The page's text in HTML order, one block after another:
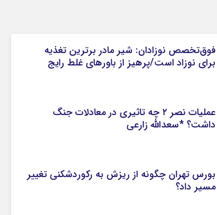
فوق‌تخصص نوزادان: شیر مادر برترین تغذیه
برای نوزاد است/پرهیز از باورهای غلط رایج
عملیات نصر ۲ چه تاثیری در معادلات جنگ
داشت؟ *سعدالله زارعی
بورس تهران چگونه از ریزش به رکوردشکنی تغییر
مسیر داد؟